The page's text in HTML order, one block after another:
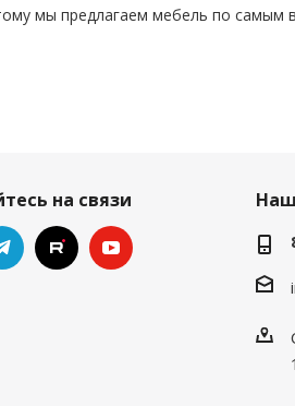
мы предлагаем мебель по самым
на связи